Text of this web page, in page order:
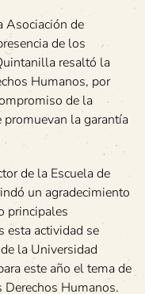
Asociación de
de los
resaltó la
Humanos, por
de la
la garantía
de la Escuela de
un agradecimiento
principales
esta actividad se
la Universidad
este año el tema de
Humanos.